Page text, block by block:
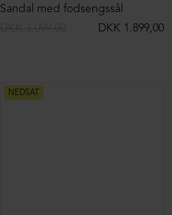
Sandal med fodsengssål
DKK 1.899,00
NEDSAT